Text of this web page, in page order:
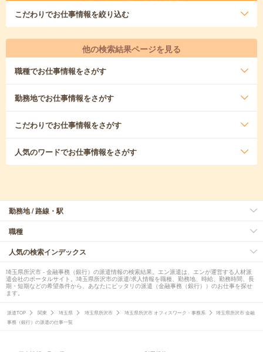
こだわりでお仕事情報を絞り込む
他の検索結果ページを見る
職種でお仕事情報をさがす
勤務地でお仕事情報をさがす
こだわりでお仕事情報をさがす
人気のワードでお仕事情報をさがす
勤務地 / 路線・駅
職種
人気の検索インデックス
埼玉県所沢市 - 金融事務（銀行）の派遣情報の検索結果。エン派遣は、エンが運営する人材派
遣会社のポータルサイト。埼玉県所沢市の派遣/求人情報を職種、勤務地、時給、勤務時間、長
期・短期などの希望条件から、あなたにピッタリの派遣（金融事務（銀行））のお仕事を探せ
ます。
派遣TOP 関東 埼玉県 埼玉県所沢市 埼玉県所沢市 オフィスワーク・事務系
埼玉県所沢市 金融
事務（銀行）の派遣の仕事一覧